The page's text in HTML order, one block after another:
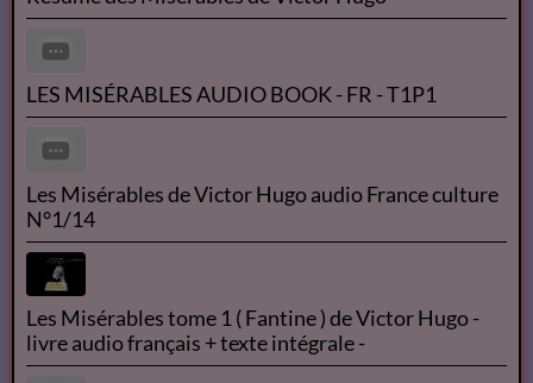
LES MISÉRABLES AUDIO BOOK - FR - T1P1
Les Misérables de Victor Hugo audio France culture
N°1/14
Les Misérables tome 1 ( Fantine ) de Victor Hugo -
livre audio français + texte intégrale -